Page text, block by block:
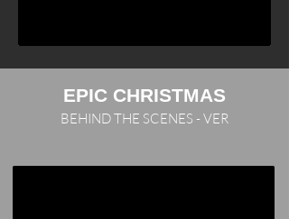
EPIC CHRISTMAS
BEHIND THE SCENES - VER